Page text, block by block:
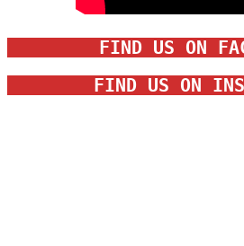
FIND US ON
FIND US ON